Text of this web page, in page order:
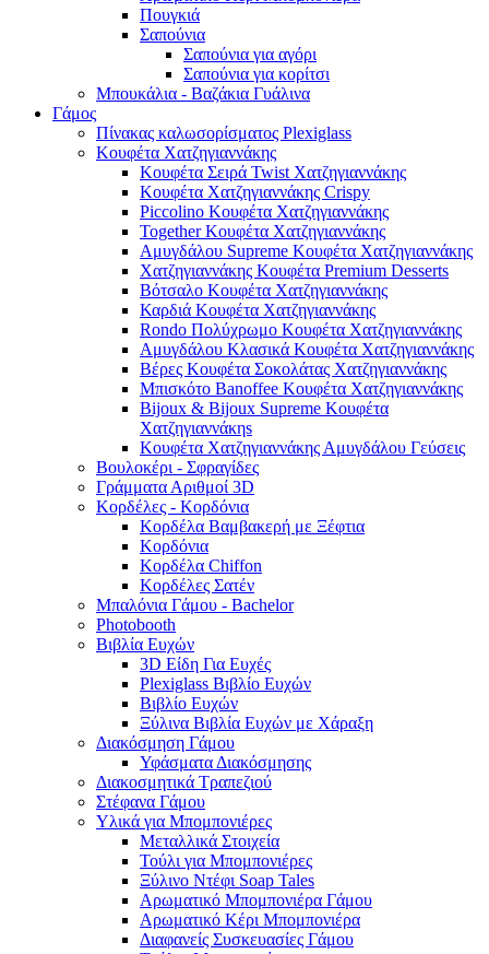
Πουγκιά
Σαπούνια
Σαπούνια για αγόρι
Σαπούνια για κορίτσι
Μπουκάλια - Βαζάκια Γυάλινα
Γάμος
Πίνακας καλωσορίσματος Plexiglass
Κουφέτα Χατζηγιαννάκης
Κουφέτα Σειρά Twist Χατζηγιαννάκης
Κουφέτα Χατζηγιαννάκης Crispy
Piccolino Κουφέτα Χατζηγιαννάκης
Together Κουφέτα Χατζηγιαννάκης
Αμυγδάλου Supreme Κουφέτα Χατζηγιαννάκης
Χατζηγιαννάκης Κουφέτα Premium Desserts
Βότσαλο Κουφέτα Χατζηγιαννάκης
Καρδιά Κουφέτα Χατζηγιαννάκης
Rondo Πολύχρωμο Κουφέτα Χατζηγιαννάκης
Αμυγδάλου Κλασικά Κουφέτα Χατζηγιαννάκης
Βέρες Κουφέτα Σοκολάτας Χατζηγιαννάκης
Μπισκότο Banoffee Κουφέτα Χατζηγιαννάκης
Bijoux & Bijoux Supreme Κουφέτα
Χατζηγιαννάκηs
Κουφέτα Χατζηγιαννάκης Αμυγδάλου Γεύσεις
Βουλοκέρι - Σφραγίδες
Γράμματα Αριθμοί 3D
Κορδέλες - Κορδόνια
Κορδέλα Βαμβακερή με Ξέφτια
Κορδόνια
Κορδέλα Chiffon
Κορδέλες Σατέν
Μπαλόνια Γάμου - Bachelor
Photobooth
Βιβλία Ευχών
3D Είδη Για Ευχές
Plexiglass Βιβλίο Ευχών
Βιβλίο Ευχών
Ξύλινα Βιβλία Ευχών με Χάραξη
Διακόσμηση Γάμου
Υφάσματα Διακόσμησης
Διακοσμητικά Τραπεζιού
Στέφανα Γάμου
Υλικά για Μπομπονιέρες
Μεταλλικά Στοιχεία
Τούλι για Μπομπονιέρες
Ξύλινο Ντέφι Soap Tales
Αρωματικό Μπομπονιέρα Γάμου
Αρωματικό Κέρι Μπομπονιέρα
Διαφανείς Συσκευασίες Γάμου